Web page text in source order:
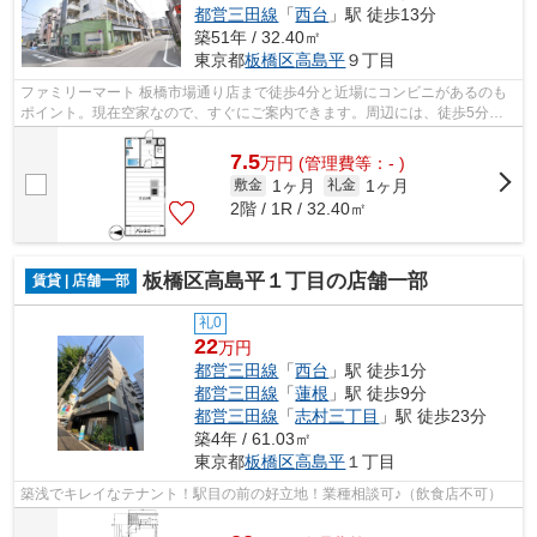
都営三田線 「西台 」駅 徒歩13分
築51年 / 32.40㎡
東京都板橋区高島平９丁目
ファミリーマート 板橋市場通り店まで徒歩4分と近場にコンビニがあるのも
ポイント。現在空家なので、すぐにご案内できます。周辺には、徒歩5分で
利用できる駅があります。「ヴィラ・カ...
7.5万円 (管理費等：- )
敷金 1ヶ月 礼金
1ヶ月
2階 / 1R / 32.40㎡
賃貸 | 店舗一部 板橋区高島平１丁目の店舗一部
礼0
22万円
都営三田線 「西台 」駅 徒歩1分
都営三田線 「蓮根 」駅 徒歩9分
都営三田線 「志村三丁目 」駅 徒歩23分
築4年 / 61.03㎡
東京都板橋区高島平 １丁目
築浅でキレイなテナント！駅目の前の好立地！業種相談可♪（飲食店不可）